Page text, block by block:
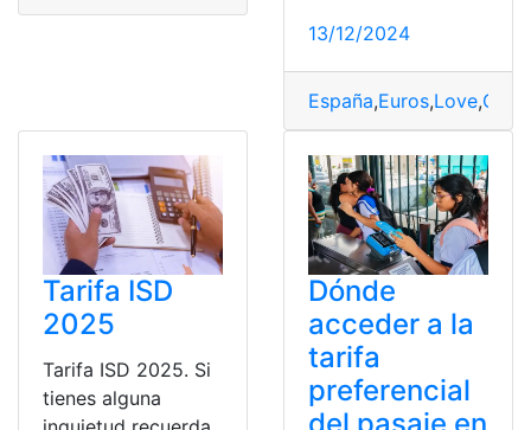
13/12/2024
España,Euros,Love,
Tarifa ISD
2025
Tarifa ISD 2025. Si
tienes alguna
Dónde
acceder a la
tarifa
preferencial